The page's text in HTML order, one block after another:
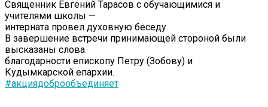
Священник Евгений Тарасов с обучающимися и
учителями школы —
интерната провел духовную беседу.
В завершение встречи принимающей стороной были
высказаны слова
благодарности епископу Петру (Зобову) и
Кудымкарской епархии.
#акциядоброобъединяет